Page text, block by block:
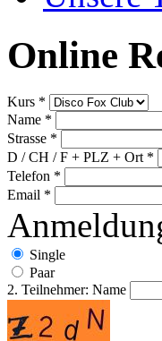
Online
Kurs *
Name *
Strasse *
D / CH / F + PLZ + Ort *
Telefon *
Email *
Single
Paar
2. Teilnehmer: Name